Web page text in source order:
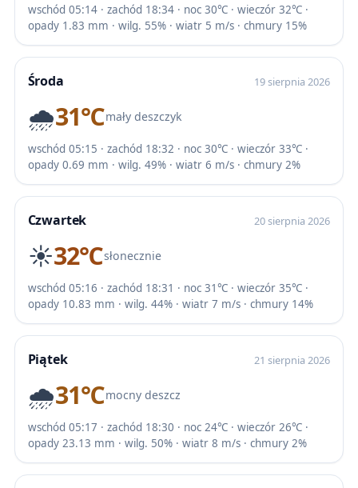
wschód 05:14 · zachód 18:34 · noc 30℃ · wieczór 32℃ ·
opady 1.83 mm · wilg. 55% · wiatr 5 m/s · chmury 15%
Środa 19 sierpnia 2026
🌧️31℃mały deszczyk
wschód 05:15 · zachód 18:32 · noc 30℃ · wieczór 33℃ ·
opady 0.69 mm · wilg. 49% · wiatr 6 m/s · chmury 2%
Czwartek 20 sierpnia 2026
☀️32℃słonecznie
wschód 05:16 · zachód 18:31 · noc 31℃ · wieczór 35℃ ·
opady 10.83 mm · wilg. 44% · wiatr 7 m/s · chmury 14%
Piątek 21 sierpnia 2026
🌧️31℃mocny deszcz
wschód 05:17 · zachód 18:30 · noc 24℃ · wieczór 26℃ ·
opady 23.13 mm · wilg. 50% · wiatr 8 m/s · chmury 2%